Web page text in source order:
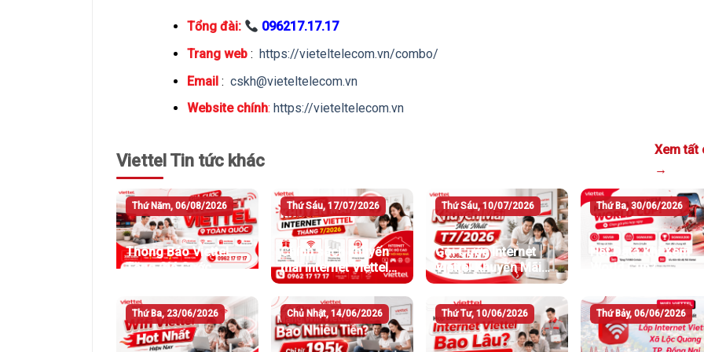
Tổng đài:
096217.17.17
Trang web: https://vieteltelecom.vn/combo/
Email: cskh@vieteltelecom.vn
Website chính: https://vieteltelecom.vn
Viettel Tin tức khác
Xem tất
→
Thứ Năm, 06/08/2026
Thông Báo Viettel
Tăng Giá Cước
Thứ Sáu, 17/07/2026
Chính sách khuyến
mãi Internet Viettel
tháng 7/2026
Thứ Sáu, 10/07/2026
Gói Cước Internet
Viettel Khuyến Mãi
Mới Nhất T7/2026
Thứ Ba, 30/06/2026
Hết Data Khi Xem
World Cup?
Thứ Ba, 23/06/2026 Chủ Nhật, 14/06/2026 Thứ Tư, 10/06/2026 Thứ Bảy, 06/06/2026